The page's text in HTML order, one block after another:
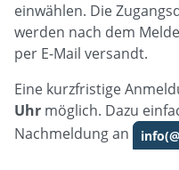
einwählen. Die
werden nach dem
per E-Mail versandt.
Eine kurzfristige
Uhr möglich. Dazu
Nachmeldung an